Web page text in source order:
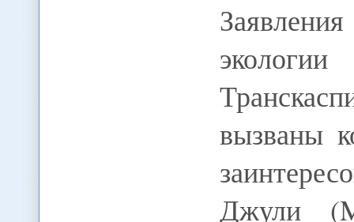
вызваны
Джули